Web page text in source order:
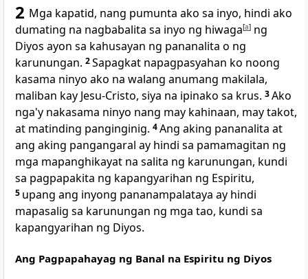
2 Mga kapatid, nang pumunta ako sa inyo, hindi ako
dumating na nagbabalita sa inyo ng hiwaga[a] ng
Diyos ayon sa kahusayan ng pananalita o ng
karunungan. 2Sapagkat napagpasyahan ko noong
kasama ninyo ako na walang anumang makilala,
maliban kay Jesu-Cristo, siya na ipinako sa krus. 3Ako
nga'y nakasama ninyo nang may kahinaan, may takot,
at matinding panginginig. 4Ang aking pananalita at
ang aking pangangaral ay hindi sa pamamagitan ng
mga mapanghikayat na salita ng karunungan, kundi
sa pagpapakita ng kapangyarihan ng Espiritu,
5 upang ang inyong pananampalataya ay hindi
mapasalig sa karunungan ng mga tao, kundi sa
kapangyarihan ng Diyos.
Ang Pagpapahayag ng Banal na Espiritu ng Diyos